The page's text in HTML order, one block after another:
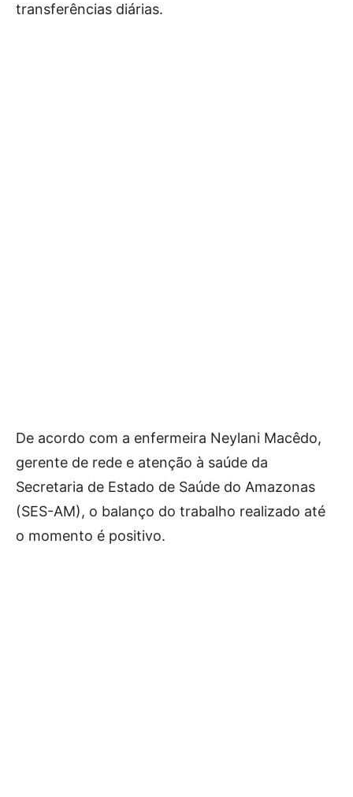
transferências diárias.
De acordo com a enfermeira Neylani Macêdo,
gerente de rede e atenção à saúde da
Secretaria de Estado de Saúde do Amazonas
(SES-AM), o balanço do trabalho realizado até
o momento é positivo.